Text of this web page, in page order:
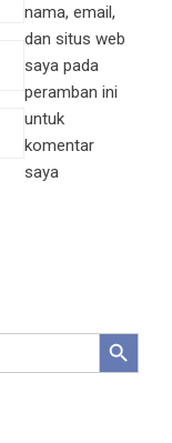
nama, email,
dan situs web
saya pada
peramban ini
untuk
komentar
saya
Search Button